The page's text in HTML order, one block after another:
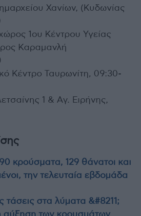
Χανίων, (Κυδωνίας
1ου Κέντρου Υγείας
Καραμανλή
Κέντρο Ταυρωνίτη, 09:30-
1 & Αγ. Ειρήνης,
κρούσματα, 129 θάνατοι και
την τελευταία εβδομάδα
τάσεις στα λύματα &#8211;